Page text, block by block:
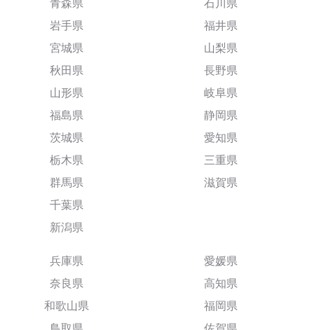
青森県
岩手県
宮城県
秋田県
山形県
福島県
茨城県
栃木県
群馬県
千葉県
新潟県
石川県
福井県
山梨県
長野県
岐阜県
静岡県
愛知県
三重県
滋賀県
兵庫県
奈良県
和歌山県
愛媛県
高知県
福岡県